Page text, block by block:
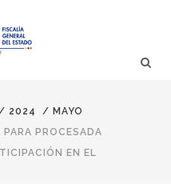
2024 / MAYO
PROCESADA
EN EL